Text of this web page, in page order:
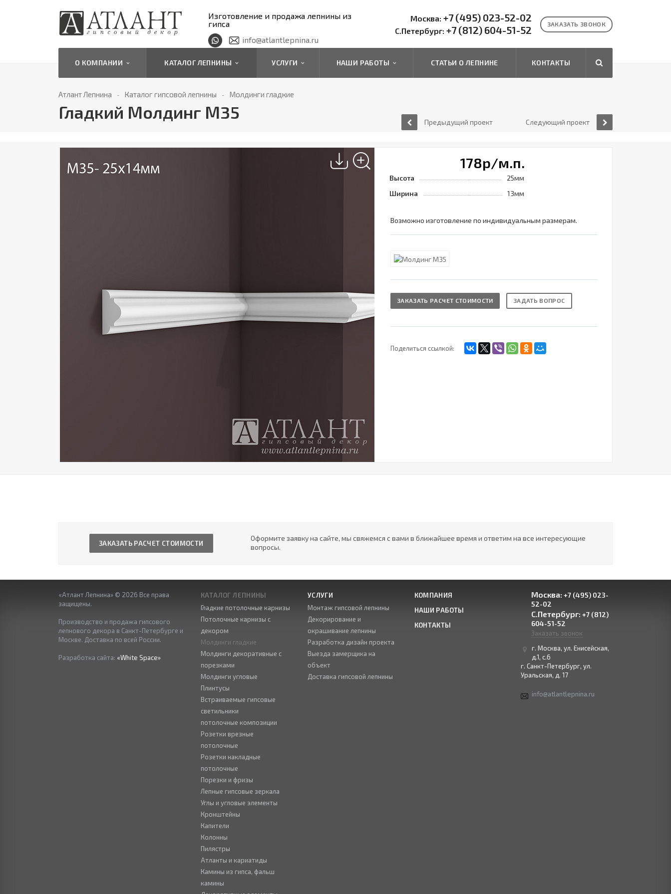
Изготовление и продажа лепнины из
гипса
info@atlantlepnina.ru
ЗАКАЗАТЬ ЗВОНОК
Москва: +7 (495) 023-52-02
С.Петербург: +7 (812) 604-51-52
О КОМПАНИИ КАТАЛОГ ЛЕПНИНЫ УСЛУГИ НАШИ РАБОТЫ СТАТЬИ О ЛЕПНИНЕ КОНТАКТЫ
Атлант Лепнина Каталог гипсовой лепнины Молдинги гладкие
Гладкий Молдинг М35 Предыдущий проект Следующий проект
178р/м.п.
Высота
25мм
Ширина
13мм
Возможно изготовление по индивидуальным размерам.
ЗАКАЗАТЬ РАСЧЕТ СТОИМОСТИ ЗАДАТЬ ВОПРОС
Поделиться ссылкой:
ЗАКАЗАТЬ РАСЧЕТ СТОИМОСТИ
Оформите заявку на сайте, мы свяжемся с вами в ближайшее время и ответим на все интересующие
вопросы.
«Атлант Лепнина» © 2026 Все права
защищены.
Производство и продажа гипсового
лепнового декора в Санкт-Петербурге и
Москве. Доставка по всей России.
Разработка сайта: «White Space»
КАТАЛОГ ЛЕПНИНЫ
Гладкие потолочные карнизы
Потолочные карнизы с
декором
Молдинги гладкие
Молдинги декоративные с
порезками
Молдинги угловые
Плинтусы
Встраиваемые гипсовые
светильники
потолочные композиции
Розетки врезные
потолочные
Розетки накладные
потолочные
Порезки и фризы
Лепные гипсовые зеркала
Углы и угловые элементы
Кронштейны
Капители
Колонны
Пилястры
Атланты и кариатиды
Камины из гипса, фальш
камины
УСЛУГИ
Монтаж гипсовой лепнины
Декорирование и
окрашивание лепнины
Разработка дизайн проекта
Выезда замерщика на
объект
Доставка гипсовой лепнины
КОМПАНИЯ
НАШИ РАБОТЫ
КОНТАКТЫ
Москва: +7 (495) 023-
52-02
С.Петербург: +7 (812)
604-51-52
Заказать звонок
г. Москва, ул. Енисейская,
д.1, с.6
г. Санкт-Петербург, ул.
Уральская, д. 17
info@atlantlepnina.ru